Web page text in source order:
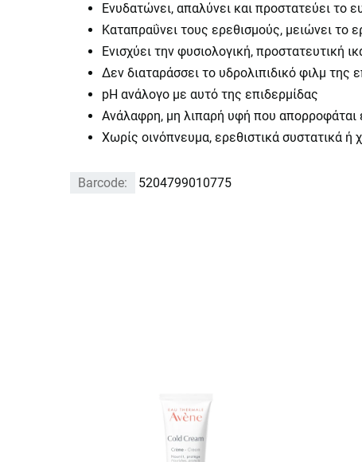
Ενυδατώνει, απαλύνει και προστατεύει το
Καταπραΰνει τους ερεθισμούς, μειώνει το
Ενισχύει την φυσιολογική, προστατευτική
Δεν διαταράσσει το υδρολιπιδικό φιλμ της
pH ανάλογο με αυτό της επιδερμίδας
Ανάλαφρη, μη λιπαρή υφή που απορροφάται
Χωρίς οινόπνευμα, ερεθιστικά συστατικά ή
Barcode: 5204799010775